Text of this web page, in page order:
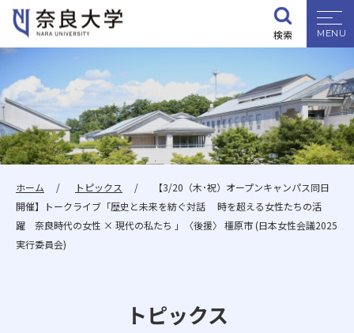
検索
大学紹介
学部・大学院
学生生活
ホーム トピックス
【3/20（木･祝）オープンキャンパス同日
開催】トークライブ「歴史と未来を紡ぐ対話 時を超える女性たちの活
躍 奈良時代の女性 × 現代の私たち 」〈後援〉 橿原市 (日本女性会議2025
実行委員会)
トピックス